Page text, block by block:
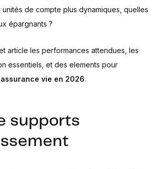
tendances futures du rendement des fonds
son portefeuille d'assurance-vie aux
unités de compte plus dynamiques, quelles
épargnants ?
article les performances attendues, les
essentiels, et des elements pour
assurance vie en 2026.
supports